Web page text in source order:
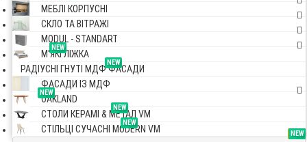
МЕБЛІ КОРПУСНІ
СКЛО ТА ВІТРАЖІ
MODUL - STANDART
NEW
М'ЯКІ ЛІЖКА
NEW
РАДІУСНІ ГНУТІ МДФ ФАСАДИ
ФАСАДИ ІЗ МДФ
NEW
OAKLAND
NEW
СТОЛИ КЕРАМІ & МЕТАЛ VM
NEW
СТІЛЬЦІ СУЧАСНІ MODERN VM TOP
NEW
NEW
NEW